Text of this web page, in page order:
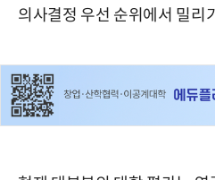
의사결정 우선 순위에서 밀리